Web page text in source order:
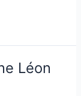
Léon